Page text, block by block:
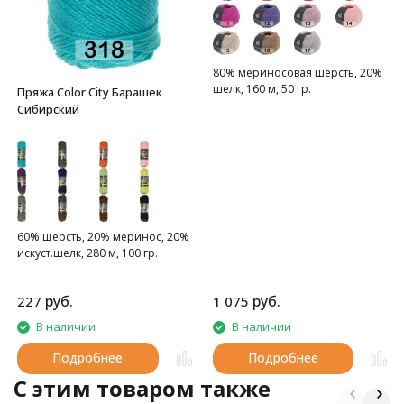
Пряжа Color City Барашек
Сибирский
60% шерсть, 20% меринос, 20%
искуст.шелк, 280 м, 100 гр.
227 руб.
В наличии
Подробнее
80% мериносовая шерсть, 20%
шелк, 160 м, 50 гр.
1 075 руб.
В наличии
Подробнее
C этим товаром также